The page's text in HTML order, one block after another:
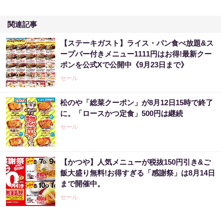
関連記事
【ステーキガスト】ライス・パン食べ放題&ス
ープバー付きメニュー1111円はお得!最新クー
ポンを公式Xで公開中《9月23日まで》
セール
松のや「総菜クーポン」が8月12日15時で終了
に。「ロースかつ定食」500円は継続
セール
【かつや】人気メニューが税抜150円引き&ご
飯大盛り無料!お得すぎる「感謝祭」は8月14日
まで開催中。
セール